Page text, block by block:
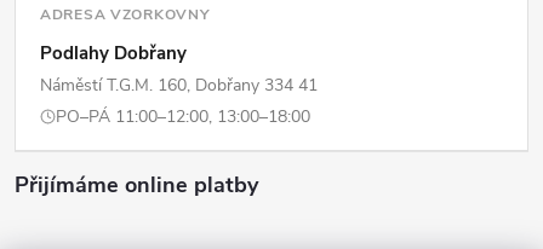
ADRESA VZORKOVNY
Podlahy Dobřany
Náměstí T.G.M. 160, Dobřany 334 41
PO–PÁ 11:00–12:00, 13:00–18:00
Přijímáme online platby